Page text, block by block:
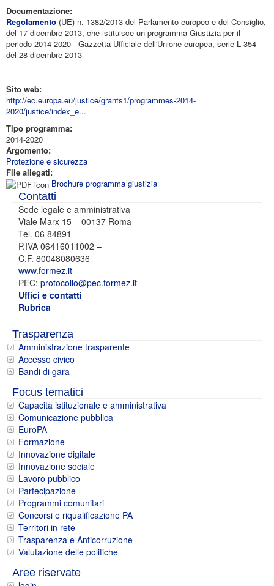
Documentazione:
Regolamento (UE) n. 1382/2013 del Parlamento europeo e del Consiglio,
del 17 dicembre 2013, che istituisce un programma Giustizia per il
periodo 2014-2020 - Gazzetta Ufficiale dell'Unione europea, serie L 354
del 28 dicembre 2013
Sito web:
http://ec.europa.eu/justice/grants1/programmes-2014-
2020/justice/index_e...
Tipo programma:
2014-2020
Argomento:
Protezione e sicurezza
File allegati:
Brochure programma giustizia
Contatti
Sede legale e amministrativa
Viale Marx 15 – 00137 Roma
Tel. 06 84891
P.IVA 06416011002 –
C.F. 80048080636
www.formez.it
PEC: protocollo@pec.formez.it
Uffici e contatti
Rubrica
Trasparenza
Amministrazione trasparente
Accesso civico
Bandi di gara
Focus tematici
Capacità istituzionale e amministrativa
Comunicazione pubblica
EuroPA
Formazione
Innovazione digitale
Innovazione sociale
Lavoro pubblico
Partecipazione
Programmi comunitari
Concorsi e riqualificazione PA
Territori in rete
Trasparenza e Anticorruzione
Valutazione delle politiche
Aree riservate